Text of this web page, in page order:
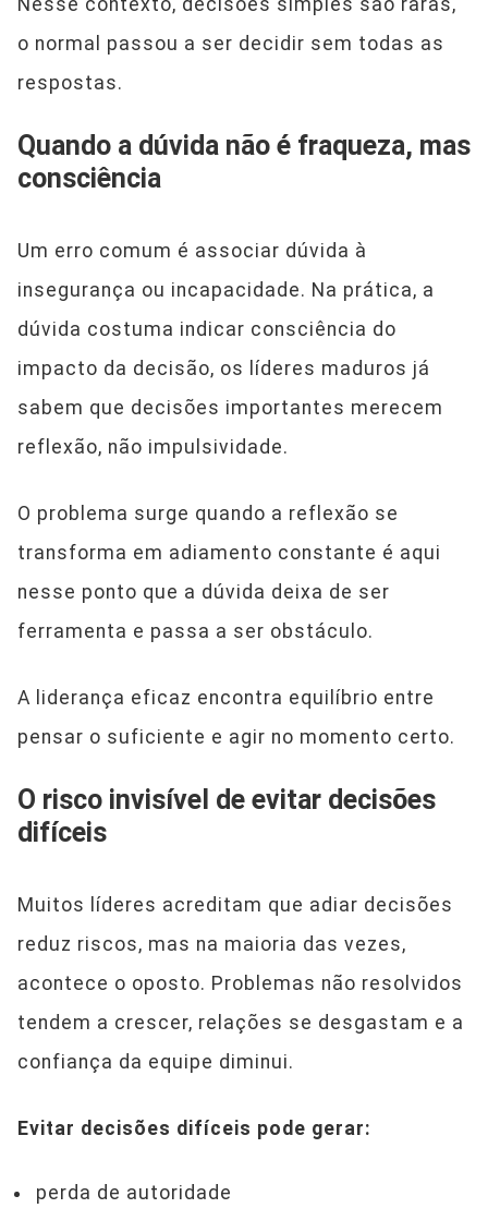
o normal passou a ser decidir sem todas as
respostas.
Quando a dúvida não é fraqueza, mas
consciência
Um erro comum é associar dúvida à
insegurança ou incapacidade. Na prática, a
dúvida costuma indicar consciência do
impacto da decisão, os líderes maduros já
sabem que decisões importantes merecem
reflexão, não impulsividade.
O problema surge quando a reflexão se
transforma em adiamento constante é aqui
nesse ponto que a dúvida deixa de ser
ferramenta e passa a ser obstáculo.
A liderança eficaz encontra equilíbrio entre
pensar o suficiente e agir no momento certo.
O risco invisível de evitar decisões
difíceis
Muitos líderes acreditam que adiar decisões
reduz riscos, mas na maioria das vezes,
acontece o oposto. Problemas não resolvidos
tendem a crescer, relações se desgastam e a
confiança da equipe diminui.
Evitar decisões difíceis pode gerar:
perda de autoridade